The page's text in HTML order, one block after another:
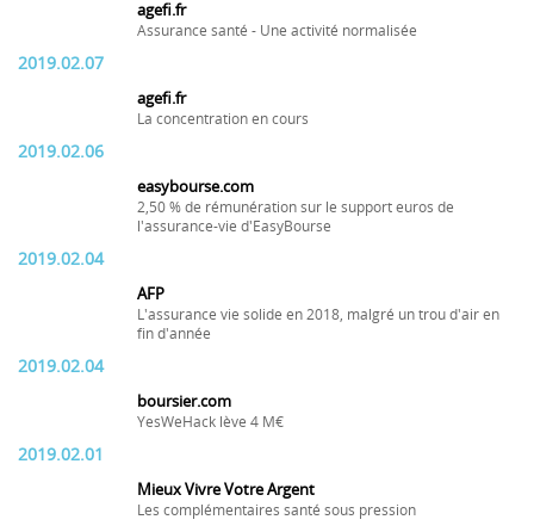
agefi.fr
Assurance santé - Une activité normalisée
2019.02.07
agefi.fr
La concentration en cours
2019.02.06
easybourse.com
2,50 % de rémunération sur le support euros de
l'assurance-vie d'EasyBourse
2019.02.04
AFP
L'assurance vie solide en 2018, malgré un trou d'air en
fin d'année
2019.02.04
boursier.com
YesWeHack lève 4 M€
2019.02.01
Mieux Vivre Votre Argent
Les complémentaires santé sous pression